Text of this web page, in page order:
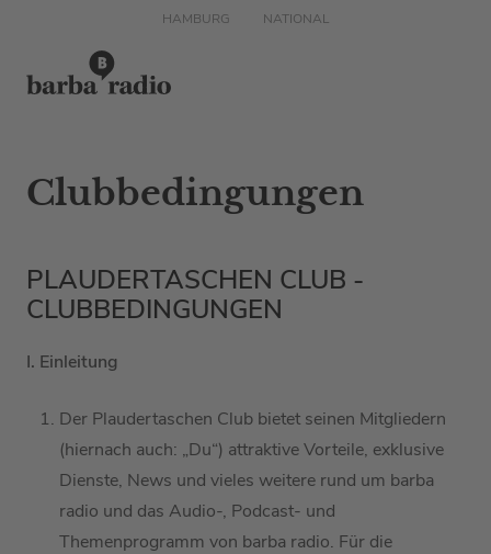
HAMBURG NATIONAL
Clubbedingungen
PLAUDERTASCHEN CLUB -
CLUBBEDINGUNGEN
I. Einleitung
Der Plaudertaschen Club bietet seinen Mitgliedern
(hiernach auch: „Du“) attraktive Vorteile, exklusive
Dienste, News und vieles weitere rund um barba
radio und das Audio-, Podcast- und
Themenprogramm von barba radio. Für die